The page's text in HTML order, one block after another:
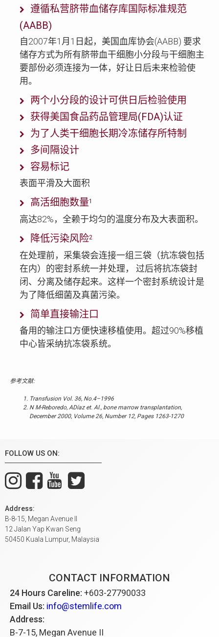
遵循私营脐带血储存库国际标准规范
(AABB)
自2007年1月1日起，美国血库协会(AABB) 要求
储存方式为所有脐带血干细胞小分段与干细胞主
要部份必须连接为一体，好让日后未来检验使
用。
两个小分段的设计可供日后检验使用
获得美国食品药品管理局(FDA)认证
为了人类干细胞长期冷冻储存所特制
多间隔设计
容易标记
表面平滑及大面积
高活细胞数量1
高达82%，全赖于均匀的温度分布及大表面积。
降低污染风险2
在处理前，采集袋会连接一组三袋（抗冻袋包括
在内）的密封系统一并处理， 过后将抗冻袋封
闭、分离及储存起来。这样一个密封系统设计是
为了降低细菌及真菌污染。
简单直接输注口
备用的输注口方便快速移植使用。超过90%移植
中心皆采纳抗冻袋系统。
参考文献:
Transfusion Vol. 36, No.4–1996
N M-Reboredo, ADíaz et. Al., bone marrow transplantation,
December 2000, Volume 26, Number 12, Pages 1263-1270
FOLLOW US ON:
Address:
B-8-15, Megan Avenue II
12 Jalan Yap Kwan Seng
50450 Kuala Lumpur, Malaysia
CONTACT INFORMATION
24 Hours Careline: +603-27790033
Email Us: info@stemlife.com
Address:
B-7-15, Megan Avenue II